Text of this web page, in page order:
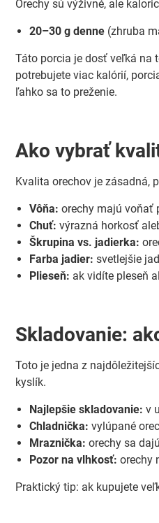
Orechy sú výživné, ale
20–30 g denne (zhruba
Táto porcia je dosť veľká na
potrebujete viac kalórií,
ľahko sa to preženie.
Ako vybrať
Kvalita orechov je zásadná,
Vôňa: orechy majú voňať
Chuť: výrazná horkosť
Škrupina vs. jadierka:
Farba jadier: svetlejšie
Plieseň: ak vidíte pleseň
Skladovanie:
Toto je jedna z
kyslík.
Najlepšie skladovanie: v
Chladnička: vylúpané
Mraznička: orechy sa
Pozor na vlhkosť: orechy
Praktický tip: ak kupujete